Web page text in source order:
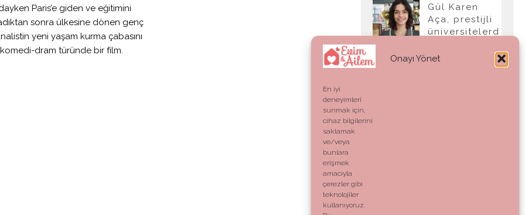
Onayı Yönet
En iyi
deneyimleri
sunmak için,
cihaz bilgilerini
saklamak
ve/veya
bunlara
erişmek
amacıyla
çerezler gibi
teknolojiler
kullanıyoruz.
Paris’e giden ve eğitimini
sonra ülkesine dönen genç
yeni yaşam kurma çabasını
dram türünde bir film.
Gül Karen
Aça, prestijli
üniversitelerd
kabul aldı